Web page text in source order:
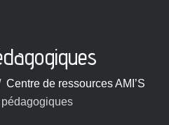
Centre de ressources AMI’S